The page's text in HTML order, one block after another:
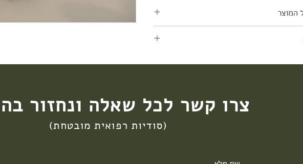
המוצר
והמעיים. מעולה לטיפול פטרייתי,
צרו קשר לכל שאלה ונחזור
(סודיות רפואית מובטחת)